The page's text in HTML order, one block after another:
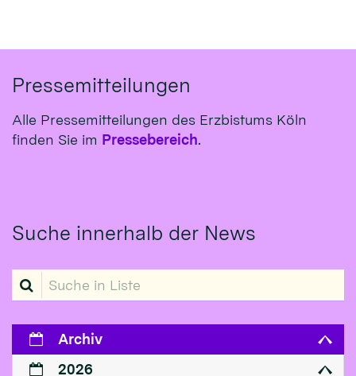
Pressemitteilungen
Alle Pressemitteilungen des Erzbistums Köln
finden Sie im Pressebereich.
Suche innerhalb der News
Suche in Liste
Archiv
2026